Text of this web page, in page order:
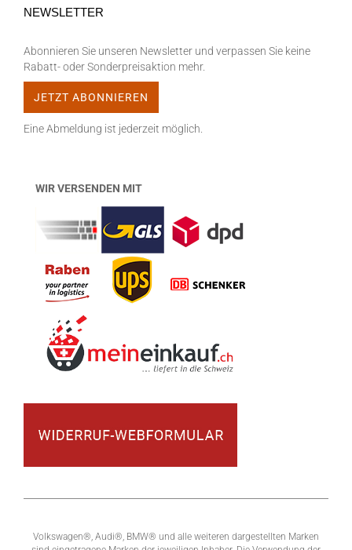
NEWSLETTER
Abonnieren Sie unseren Newsletter und verpassen Sie keine
Rabatt- oder Sonderpreisaktion mehr.
Eine Abmeldung ist jederzeit möglich.
WIR VERSENDEN MIT
Volkswagen®, Audi®, BMW® und alle weiteren dargestellten Marken